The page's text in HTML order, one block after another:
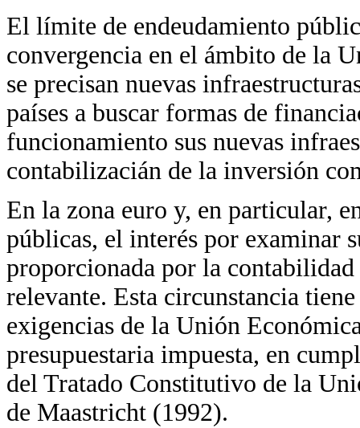
El límite de endeudamiento
convergencia en el ámbito de la
se precisan nuevas
países a buscar formas de
funcionamiento sus nuevas
contabilizacián de la inversión
En la zona euro y, en particular,
públicas, el interés por examinar
proporcionada por la contabilidad
relevante. Esta circunstancia
exigencias de la Unión
presupuestaria impuesta, en
del Tratado Constitutivo de la
de Maastricht (1992).